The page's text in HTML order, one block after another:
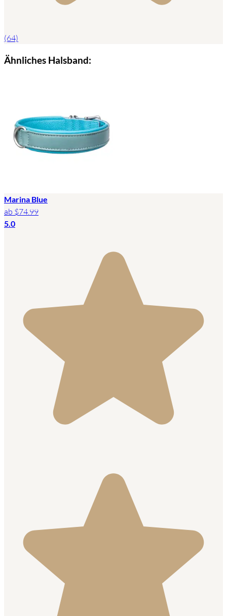
(64)
Ähnliches Halsband:
Marina Blue
ab $74.99
5.0